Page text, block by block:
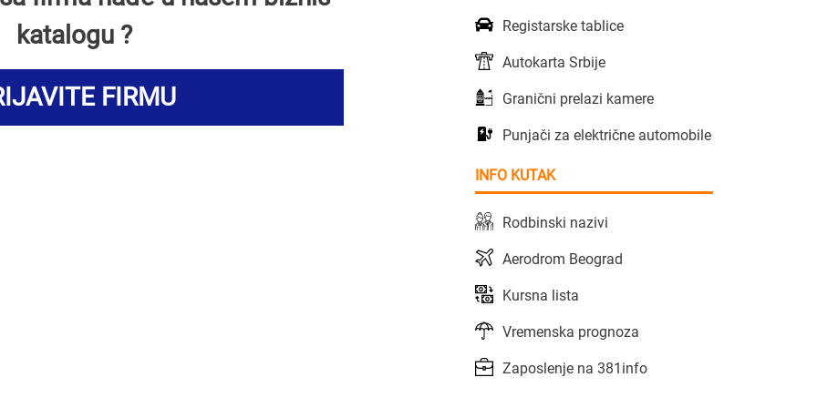
katalogu ?
FIRMU
Registarske tablice
Autokarta Srbije
Granični prelazi kamere
Punjači za električne automobile
INFO KUTAK
Rodbinski nazivi
Aerodrom Beograd
Kursna lista
Vremenska prognoza
Zaposlenje na 381info